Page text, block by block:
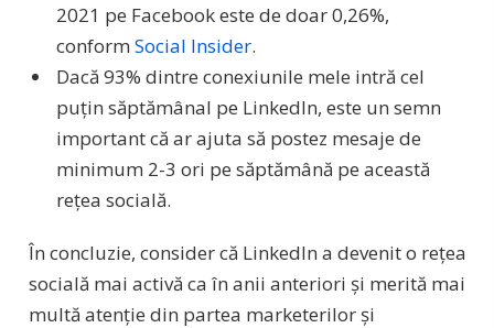
2021 pe Facebook este de doar 0,26%,
conform Social Insider.
Dacă 93% dintre conexiunile mele intră cel
puțin săptămânal pe LinkedIn, este un semn
important că ar ajuta să postez mesaje de
minimum 2-3 ori pe săptămână pe această
rețea socială.
În concluzie, consider că LinkedIn a devenit o rețea
socială mai activă ca în anii anteriori și merită mai
multă atenție din partea marketerilor și